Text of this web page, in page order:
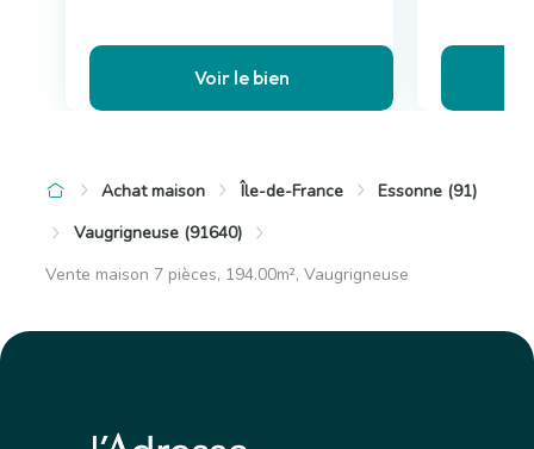
Voir le bien
Achat maison Île-de-France
Essonne (91)
Vaugrigneuse (91640)
Vente maison 7 pièces, 194.00m², Vaugrigneuse